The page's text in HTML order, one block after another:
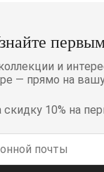
и
— прямо на
10% на